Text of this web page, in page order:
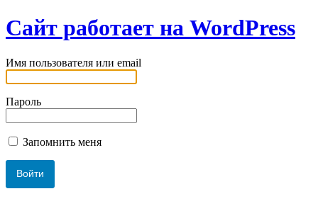
Сайт работает на WordPress
Имя пользователя или email
Пароль
Запомнить меня